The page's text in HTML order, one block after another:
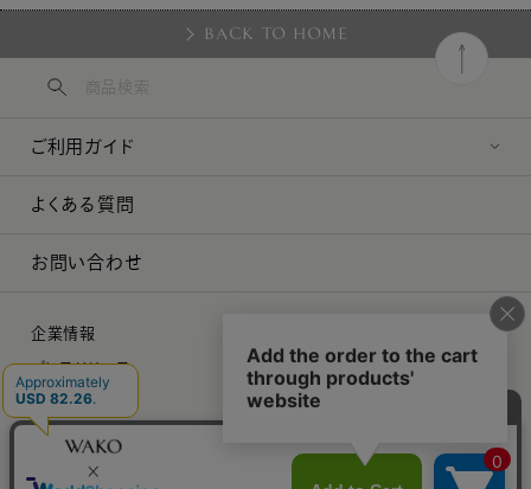
BACK TO HOME
ご利用ガイド
よくある質問
お問い合わせ
企業情報
プレスリリース
採用情報
特定商取引に関する法律に基づく表示
プライバシーポリシー